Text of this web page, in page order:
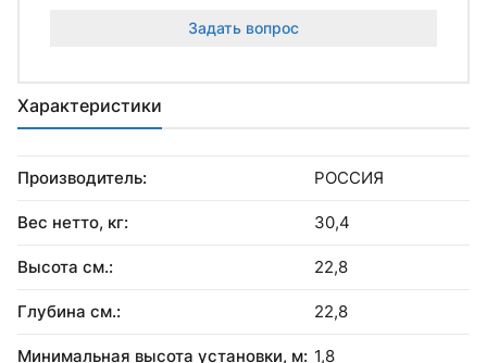
Характеристики
Производитель: РОССИЯ
Вес нетто, кг: 30,4
Высота см.: 22,8
Глубина см.: 22,8
Минимальная высота установки, м: 1,8
Задать вопрос